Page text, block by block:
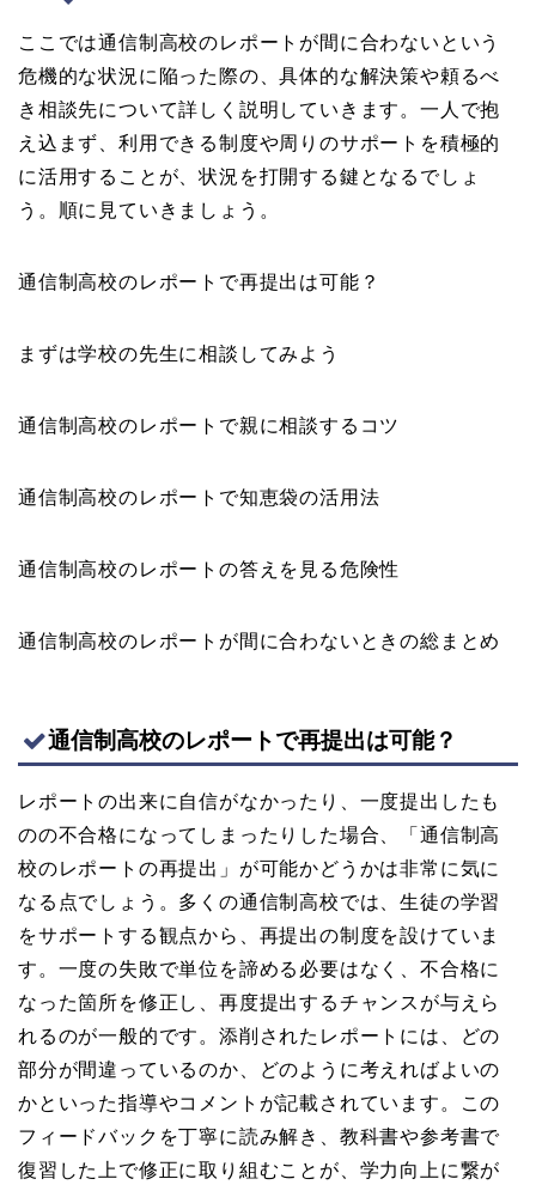
ここでは通信制高校のレポートが間に合わないという
危機的な状況に陥った際の、具体的な解決策や頼るべ
き相談先について詳しく説明していきます。一人で抱
え込まず、利用できる制度や周りのサポートを積極的
に活用することが、状況を打開する鍵となるでしょ
う。順に見ていきましょう。
通信制高校のレポートで再提出は可能？
まずは学校の先生に相談してみよう
通信制高校のレポートで親に相談するコツ
通信制高校のレポートで知恵袋の活用法
通信制高校のレポートの答えを見る危険性
通信制高校のレポートが間に合わないときの総まとめ
通信制高校のレポートで再提出は可能？
レポートの出来に自信がなかったり、一度提出したも
のの不合格になってしまったりした場合、「通信制高
校のレポートの再提出」が可能かどうかは非常に気に
なる点でしょう。多くの通信制高校では、生徒の学習
をサポートする観点から、再提出の制度を設けていま
す。一度の失敗で単位を諦める必要はなく、不合格に
なった箇所を修正し、再度提出するチャンスが与えら
れるのが一般的です。添削されたレポートには、どの
部分が間違っているのか、どのように考えればよいの
かといった指導やコメントが記載されています。この
フィードバックを丁寧に読み解き、教科書や参考書で
復習した上で修正に取り組むことが、学力向上に繋が